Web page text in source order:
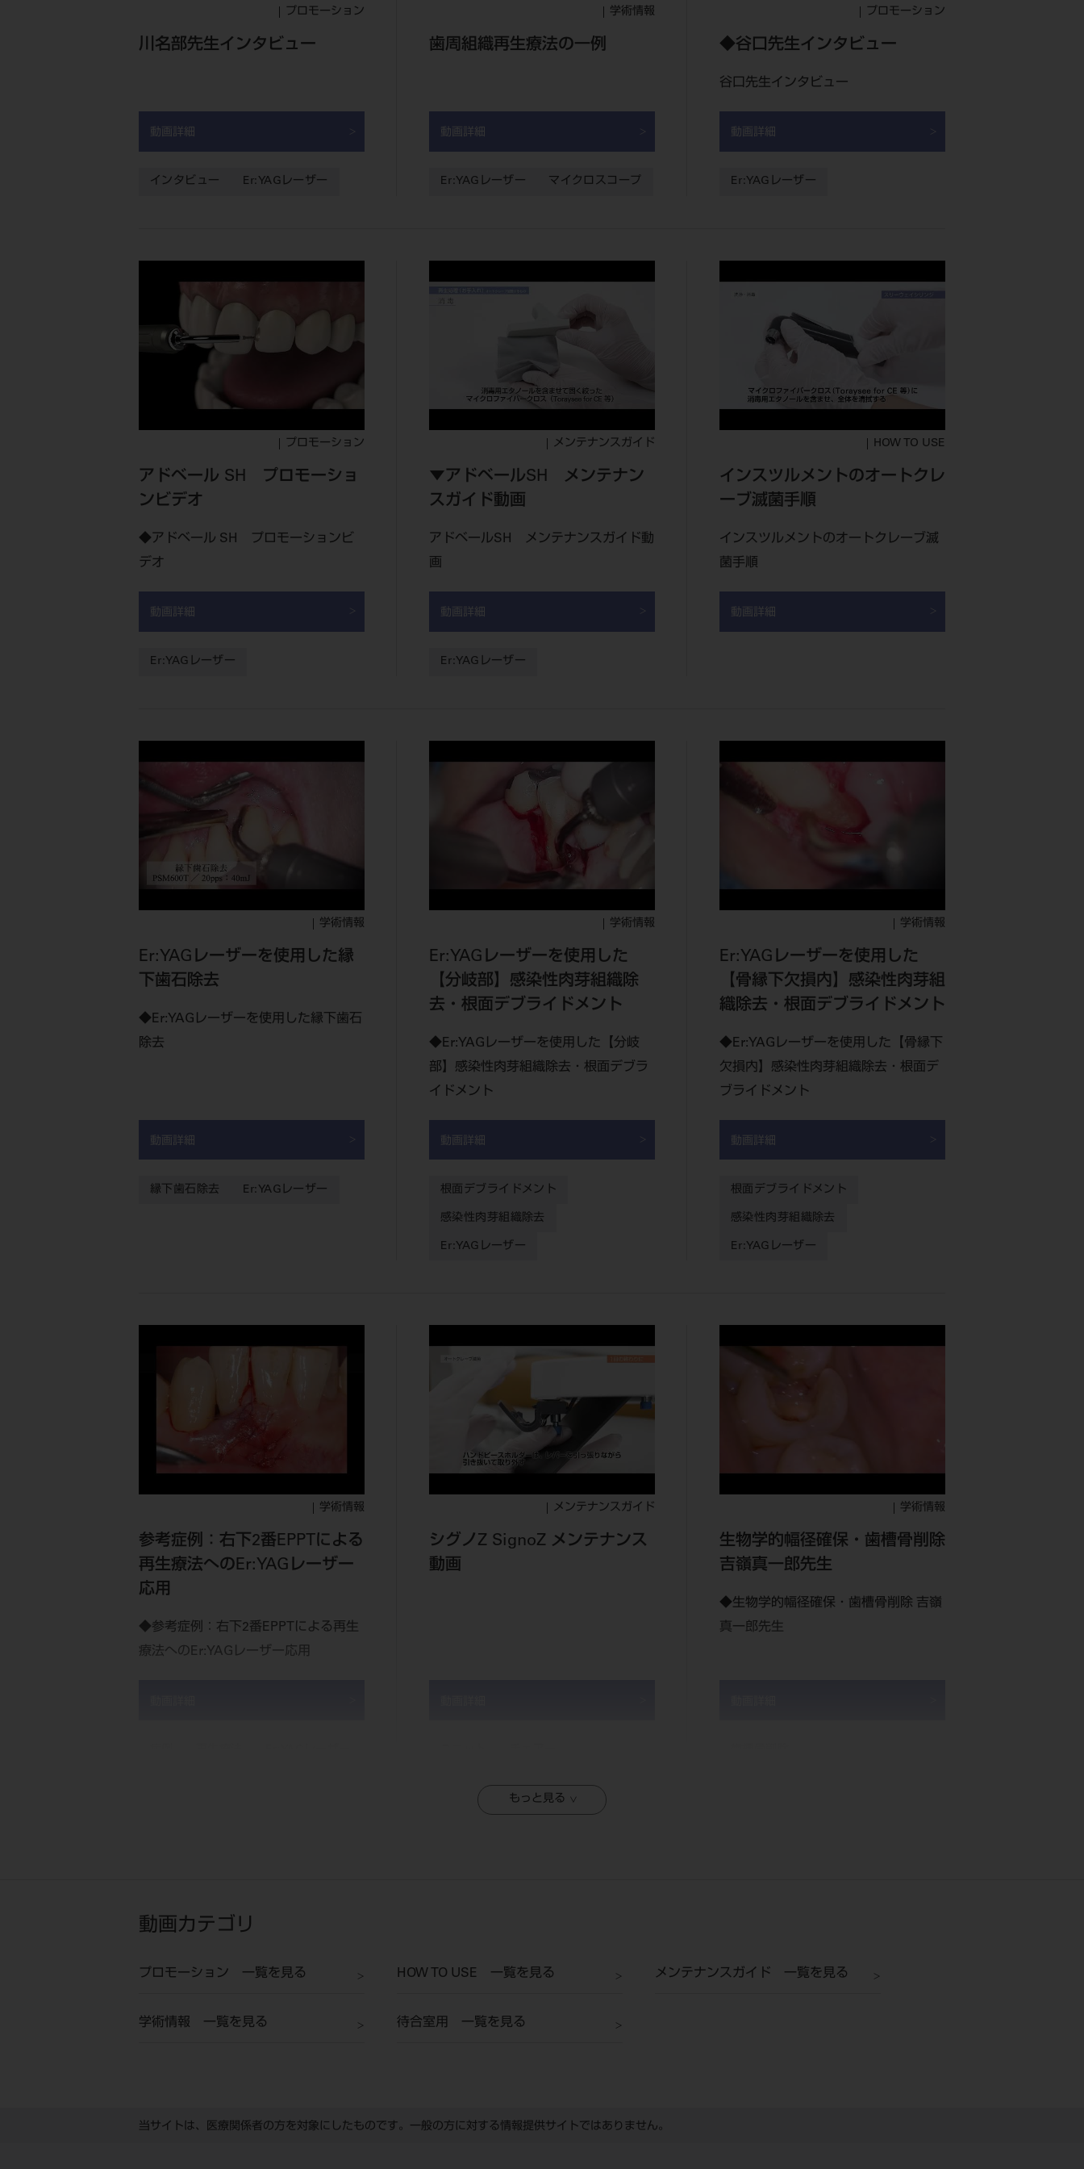
プロモーション
川名部先生インタビュー
動画詳細
インタビュー Er:YAGレーザー
学術情報
歯周組織再生療法の一例
動画詳細
Er:YAGレーザー マイクロスコープ
プロモーション
◆谷口先生インタビュー
谷口先生インタビュー
動画詳細
Er:YAGレーザー
プロモーション
アドベール SH プロモーショ
ンビデオ
◆アドベール SH プロモーションビ
デオ
動画詳細
Er:YAGレーザー
メンテナンスガイド
▼アドベールSH メンテナン
スガイド動画
アドベールSH メンテナンスガイド動
画
動画詳細
Er:YAGレーザー
HOW TO USE
インスツルメントのオートクレ
ーブ滅菌手順
インスツルメントのオートクレーブ滅
菌手順
動画詳細
学術情報
Er:YAGレーザーを使用した縁
下歯石除去
◆Er:YAGレーザーを使用した縁下歯石
除去
動画詳細
縁下歯石除去 Er:YAGレーザー
学術情報
Er:YAGレーザーを使用した
【分岐部】感染性肉芽組織除
去・根面デブライドメント
◆Er:YAGレーザーを使用した【分岐
部】感染性肉芽組織除去・根面デブラ
イドメント
動画詳細
根面デブライドメント
感染性肉芽組織除去
Er:YAGレーザー
学術情報
Er:YAGレーザーを使用した
【骨縁下欠損内】感染性肉芽組
織除去・根面デブライドメント
◆Er:YAGレーザーを使用した【骨縁下
欠損内】感染性肉芽組織除去・根面デ
ブライドメント
動画詳細
根面デブライドメント
感染性肉芽組織除去
Er:YAGレーザー
学術情報
参考症例：右下2番EPPTによる
再生療法へのEr:YAGレーザー
応用
◆参考症例：右下2番EPPTによる再生
療法へのEr:YAGレーザー応用
メンテナンスガイド
シグノZ SignoZ メンテナンス
動画
学術情報
生物学的幅径確保・歯槽骨削除
吉嶺真一郎先生
◆生物学的幅径確保・歯槽骨削除 吉嶺
真一郎先生
もっと見る
動画カテゴリ
プロモーション 一覧を見る HOW TO USE 一覧を見る メンテナンスガイド 一覧を見る
学術情報 一覧を見る 待合室用 一覧を見る
当サイトは、医療関係者の方を対象にしたものです。一般の方に対する情報提供サイトではありません。